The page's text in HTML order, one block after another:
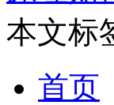
本文标
首页